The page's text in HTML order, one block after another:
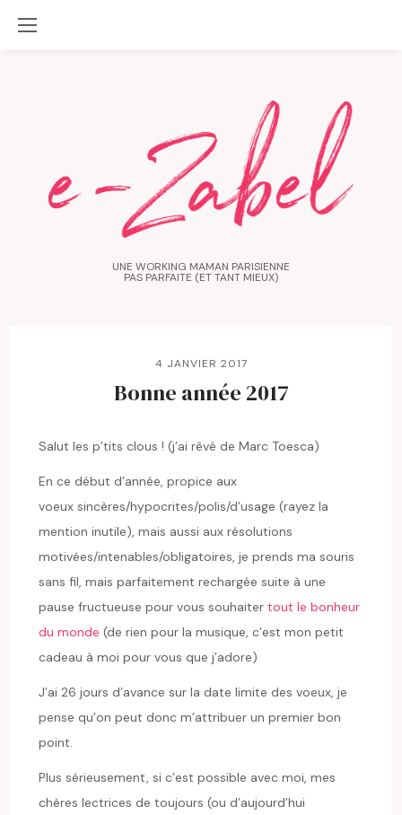
UNE WORKING MAMAN PARISIENNE
PAS PARFAITE (ET TANT MIEUX)
4 JANVIER 2017
Bonne année 2017
Salut les p’tits clous ! (j’ai rêvé de Marc Toesca)
En ce début d’année, propice aux
voeux sincères/hypocrites/polis/d’usage (rayez la
mention inutile), mais aussi aux résolutions
motivées/intenables/obligatoires, je prends ma souris
sans fil, mais parfaitement rechargée suite à une
pause fructueuse pour vous souhaitertout le bonheur
du monde (de rien pour la musique, c’est mon petit
cadeau à moi pour vous que j’adore)
J’ai 26 jours d’avance sur la date limite des voeux, je
pense qu’on peut donc m’attribuer un premier bon
point.
Plus sérieusement, si c’est possible avec moi, mes
chères lectrices de toujours (ou d’aujourd’hui